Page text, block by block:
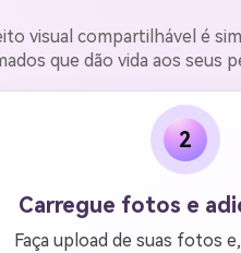
visual compartilhável é
que dão vida aos seus
2
Carregue fotos e
Faça upload de suas fotos